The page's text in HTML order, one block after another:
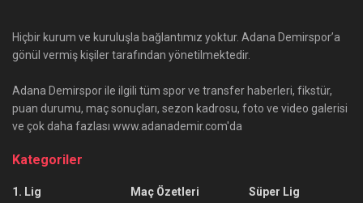
Hiçbir kurum ve kuruluşla bağlantımız yoktur. Adana Demirspor’a
gönül vermiş kişiler tarafından yönetilmektedir.
Adana Demirspor ile ilgili tüm spor ve transfer haberleri, fikstür,
puan durumu, maç sonuçları, sezon kadrosu, foto ve video galerisi
ve çok daha fazlası www.adanademir.com'da
Kategoriler
1. Lig Maç Özetleri Süper Lig